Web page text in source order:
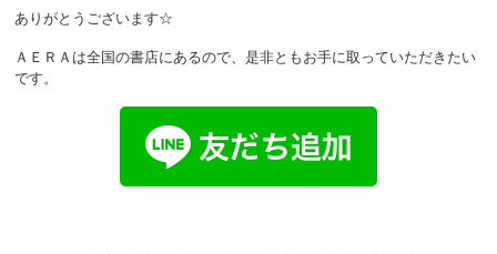
ありがとうございます☆
ＡＥＲＡは全国の書店にあるので、是非ともお手に取っていただきたい
です。